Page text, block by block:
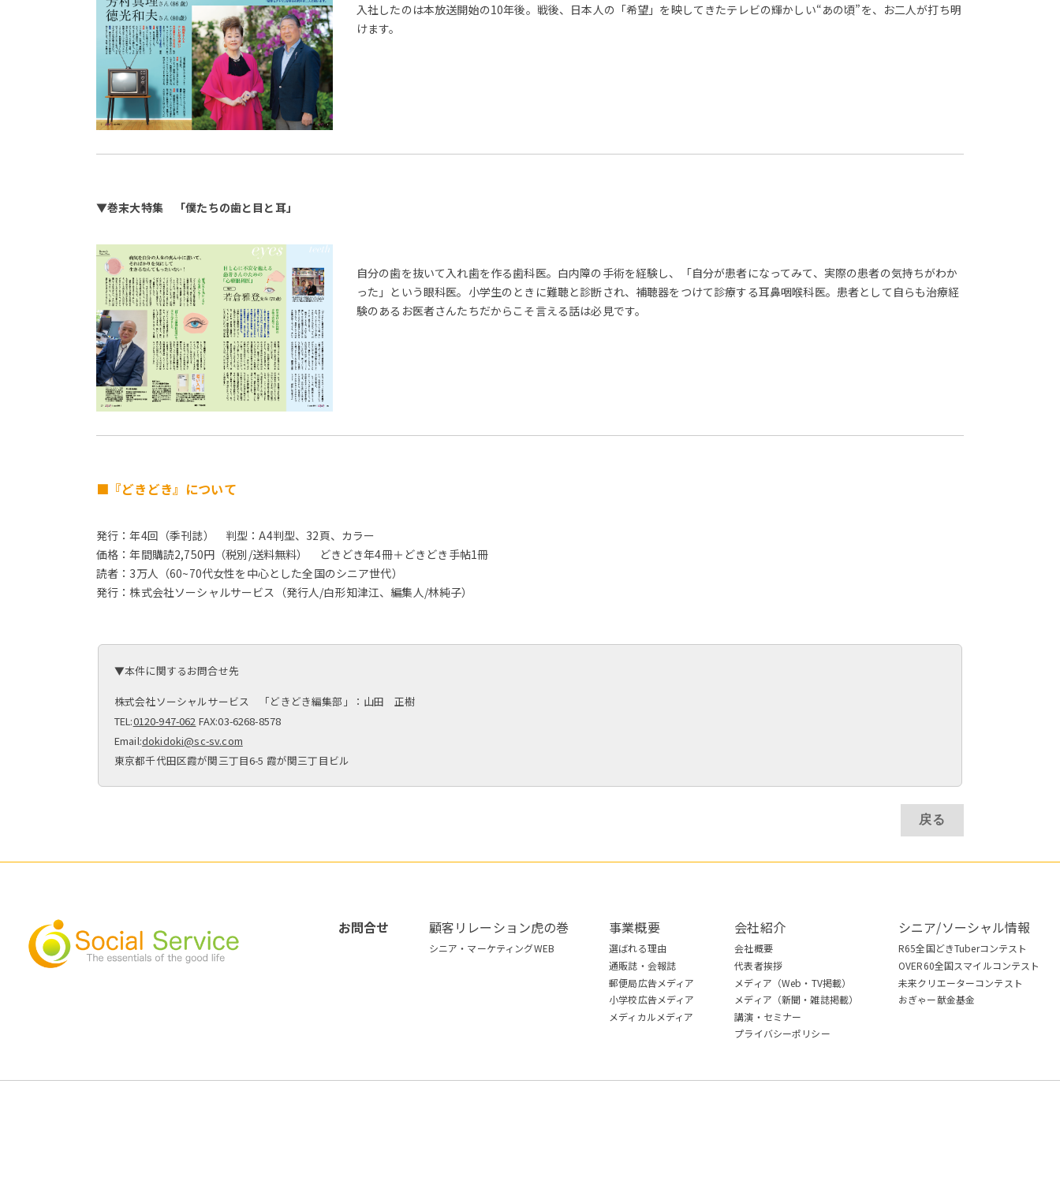
入社したのは本放送開始の10年後。戦後、日本人の「希望」を映してきたテレビの輝かしい“あの頃”を、お二人が打ち明
けます。
▼巻末大特集 「僕たちの歯と目と耳」
自分の歯を抜いて入れ歯を作る歯科医。白内障の手術を経験し、「自分が患者になってみて、実際の患者の気持ちがわか
った」という眼科医。小学生のときに難聴と診断され、補聴器をつけて診療する耳鼻咽喉科医。患者として自らも治療経
験のあるお医者さんたちだからこそ言える話は必見です。
■『どきどき』について
発行：年4回（季刊誌） 判型：A4判型、32頁、カラー
価格：年間購読2,750円（税別/送料無料） どきどき年4冊＋どきどき手帖1冊
読者：3万人（60~70代女性を中心とした全国のシニア世代）
発行：株式会社ソーシャルサービス（発行人/白形知津江、編集人/林純子）
▼本件に関するお問合せ先
株式会社ソーシャルサービス 「どきどき編集部」：山田 正樹
TEL:0120-947-062 FAX:03-6268-8578
Email:dokidoki@sc-sv.com
東京都千代田区霞が関三丁目6-5 霞が関三丁目ビル
お問合せ 顧客リレーション虎の巻
シニア・マーケティングWEB
事業概要
選ばれる理由
通販誌・会報誌
郵便局広告メディア
小学校広告メディア
メディカルメディア
会社紹介
会社概要
代表者挨拶
メディア（Web・TV掲載）
メディア（新聞・雑誌掲載）
講演・セミナー
プライバシーポリシー
シニア/ソーシャル情報
R65全国どきTuberコンテスト
OVER60全国スマイルコンテスト
未来クリエーターコンテスト
おぎゃー献金基金